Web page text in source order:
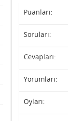
Puanları:
Soruları:
Cevapları:
Yorumları:
Oyları: